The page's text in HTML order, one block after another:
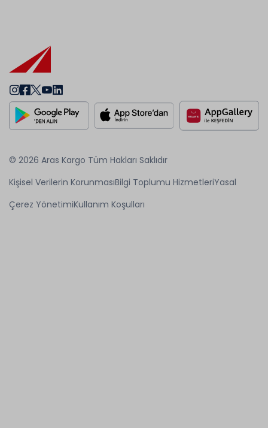
© 2026 Aras Kargo Tüm Hakları Saklıdır
Kişisel Verilerin KorunmasıBilgi Toplumu HizmetleriYasal
Çerez YönetimiKullanım Koşulları